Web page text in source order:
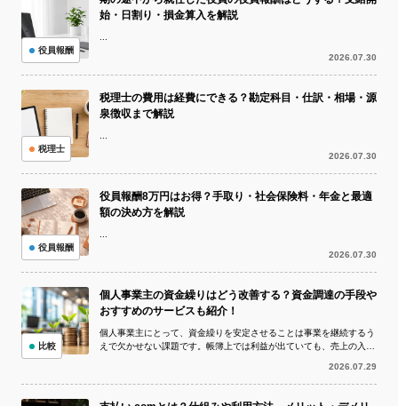
始・日割り・損金算入を解説
...
2026.07.30
役員報酬
税理士の費用は経費にできる？勘定科目・仕訳・相場・源
泉徴収まで解説
...
2026.07.30
税理士
役員報酬8万円はお得？手取り・社会保険料・年金と最適
額の決め方を解説
...
2026.07.30
役員報酬
個人事業主の資金繰りはどう改善する？資金調達の手段や
おすすめのサービスも紹介！
個人事業主にとって、資金繰りを安定させることは事業を継続するう
えで欠かせない課題です。帳簿上では利益が出ていても、売上の入金
2026.07.29
比較